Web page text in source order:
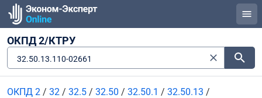
ОКПД 2/КТРУ
32.50.13.110-02661
ОКПД 2 / 32 / 32.5 / 32.50 / 32.50.1 / 32.50.13 /